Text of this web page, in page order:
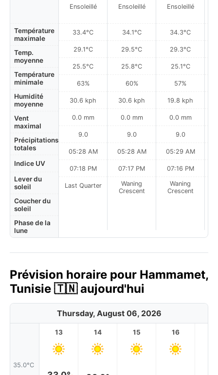
Température
maximale
Temp.
moyenne
Température
minimale
Humidité
moyenne
Vent
maximal
Précipitations
totales
Indice UV
Lever du
soleil
Coucher du
soleil
Phase de la
lune
Ensoleillé
33.4°C
29.1°C
25.5°C
63%
30.6 kph
0.0 mm
9.0
05:28 AM
07:18 PM
Last Quarter
Ensoleillé
34.1°C
29.5°C
25.8°C
60%
30.6 kph
0.0 mm
9.0
05:28 AM
07:17 PM
Waning
Crescent
Ensoleillé
34.3°C
29.3°C
25.1°C
57%
19.8 kph
0.0 mm
9.0
05:29 AM
07:16 PM
Waning
Crescent
Prévision horaire pour Hammamet,
Tunisie 🇹🇳 aujourd'hui
Thursday, August 06, 2026
35.0°C
13 14 15 16